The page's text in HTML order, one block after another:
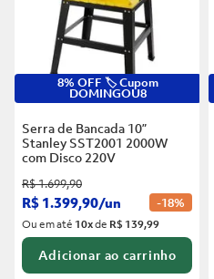
8% OFF 🏷️ Cupom
DOMINGOU8
Serra de Bancada 10”
Stanley SST2001 2000W
com Disco 220V
R$1.699,90
R$ 1.399,90/un -18%
Ou em até 10xde R$ 139,99
Adicionar ao carrinho